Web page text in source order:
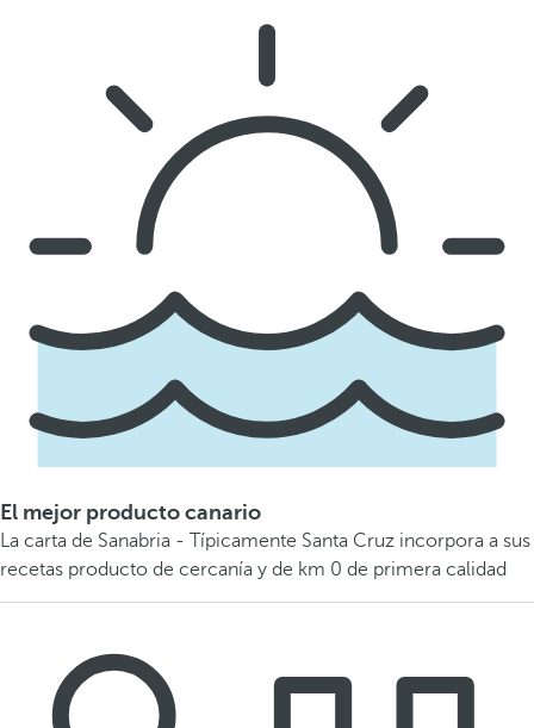
El mejor producto canario
La carta de Sanabria - Típicamente Santa Cruz incorpora a sus
recetas producto de cercanía y de km 0 de primera calidad